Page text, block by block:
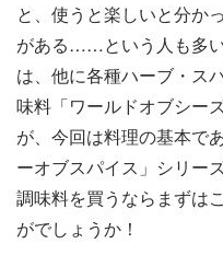
と、使うと楽しいと分か
がある……という人も多
は、他に各種ハーブ・ス
味料「ワールドオブシー
が、今回は料理の基本で
ーオブスパイス」シリー
調味料を買うならまずは
がでしょうか！